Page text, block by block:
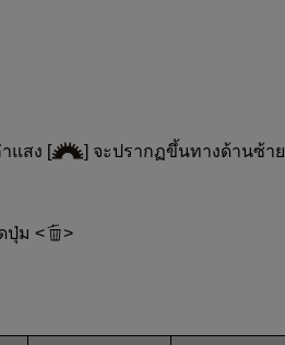
แสง [
] จะปรากฏขึ้นทางด้านซ้าย
ปุ่ม